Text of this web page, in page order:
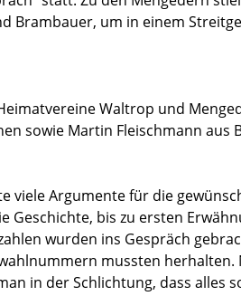
Brambauer, um in einem
Waltrop und
sowie Martin Fleischmann
viele Argumente für die
Geschichte, bis zu ersten
wurden ins Gespräch
mussten herhalten.
in der Schlichtung, dass alles